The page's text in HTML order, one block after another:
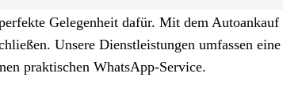
Gelegenheit dafür. Mit dem Autoankauf
Unsere Dienstleistungen umfassen eine
praktischen WhatsApp-Service.